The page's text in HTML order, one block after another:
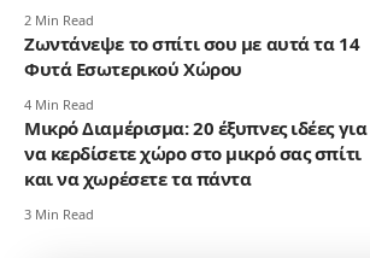
2 Min Read
Ζωντάνεψε το σπίτι σου με αυτά τα 14
Φυτά Εσωτερικού Χώρου
4 Min Read
Μικρό Διαμέρισμα: 20 έξυπνες ιδέες για
να κερδίσετε χώρο στο μικρό σας σπίτι
και να χωρέσετε τα πάντα
3 Min Read